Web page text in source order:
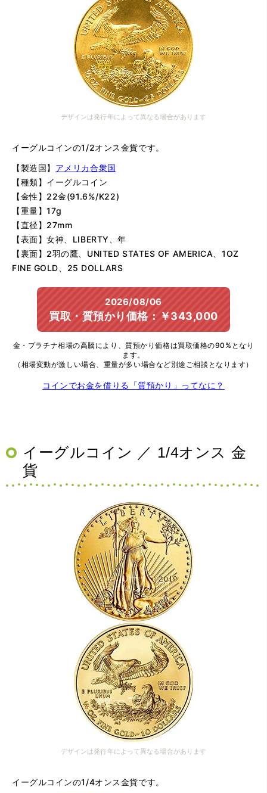
デザインは発行年によって異なる場合があります
イーグルコインの1/2オンス金貨です。
【製造国】 アメリカ合衆国
【種類】イーグルコイン
【金性】22金(91.6%/K22)
【重量】17g
【直径】27mm
【表面】女神、LIBERTY、年
【裏面】2羽の鷹、UNITED STATES OF AMERICA、1OZ
FINE GOLD、25 DOLLARS
2026/08/06
買取・質預かり価格：￥343,000
金・プラチナ相場の高騰により、質預かり価格は買取価格の90%となり
ます。
（相場変動が激しい場合、重量が多い場合など別途ご相談となります）
コインでお金を借りる「質預かり」ってなに？
イーグルコイン ／ 1/4オンス 金
貨
デザインは発行年によって異なる場合があります
イーグルコインの1/4オンス金貨です。